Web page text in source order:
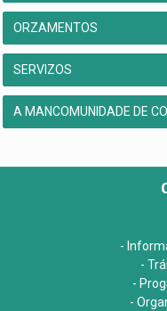
ORZAMENTOS
SERVIZOS
A MANCOMUNIDADE DE
-
-
-
-